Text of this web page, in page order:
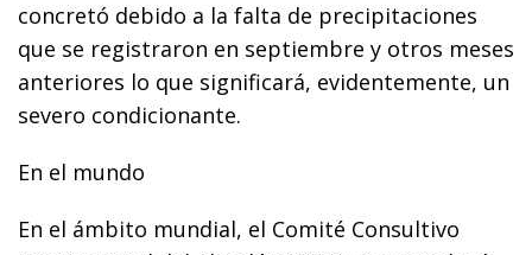
concretó debido a la falta de precipitaciones
que se registraron en septiembre y otros meses
anteriores lo que significará, evidentemente, un
severo condicionante.
En el mundo
En el ámbito mundial, el Comité Consultivo